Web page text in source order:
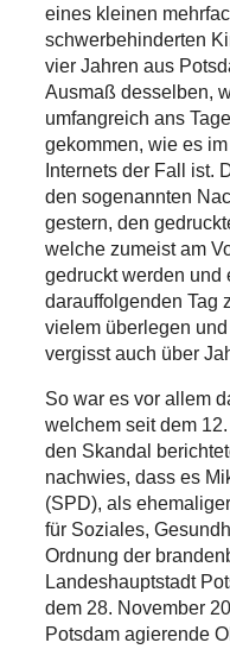
eines kleinen
schwerbehinderten
vier Jahren aus
Ausmaß desselben,
umfangreich ans
gekommen, wie es
Internets der Fall ist.
den sogenannten
gestern, den
welche zumeist am
gedruckt werden und
darauffolgenden Tag
vielem überlegen
vergisst auch über
So war es vor allem
welchem seit dem
den Skandal
nachwies, dass es
(SPD), als
für Soziales,
Ordnung der
Landeshauptstadt
dem 28. November
Potsdam agierende